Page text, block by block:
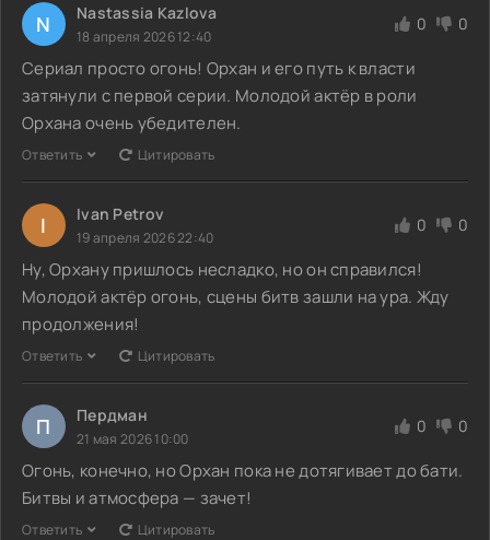
N Nastassia Kazlova
18 апреля 2026 12:40
0 0
Сериал просто огонь! Орхан и его путь к власти
затянули с первой серии. Молодой актёр в роли
Орхана очень убедителен.
Ответить Цитировать
I Ivan Petrov
19 апреля 2026 22:40
0 0
Ну, Орхану пришлось несладко, но он справился!
Молодой актёр огонь, сцены битв зашли на ура. Жду
продолжения!
Ответить Цитировать
П Пердман
21 мая 2026 10:00
0 0
Огонь, конечно, но Орхан пока не дотягивает до бати.
Битвы и атмосфера — зачет!
Ответить Цитировать